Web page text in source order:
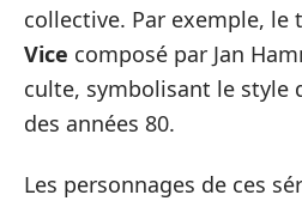
collective. Par exemple, le
Vice composé par Jan
culte, symbolisant le style
des années 80.
Les personnages de ces